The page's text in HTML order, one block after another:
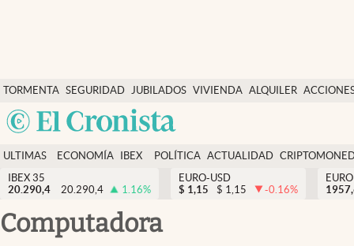
TORMENTA SEGURIDAD
SOCIAL
JUBILADOS VIVIENDA ALQUILER
Economía y finanzas
Política
Actualidad
Criptomonedas
España
ULTIMAS
NOTICIAS
ECONOMÍA
FINANZAS
IBEX
EURO
POLÍTICA ACTUALIDAD
IBEX 35
20.290,4
20.290,4 1.16%
EURO-USD
$ 1,15 $ 1,15 -0.16%
computadora